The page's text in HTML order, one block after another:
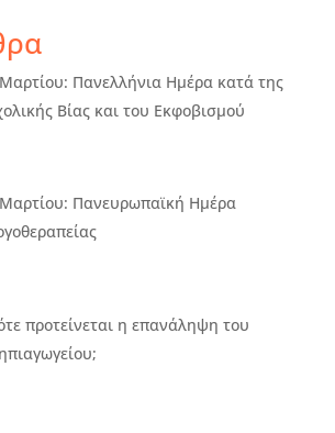
Πανελλήνια Ημέρα κατά της
Βίας και του Εκφοβισμού
Πανευρωπαϊκή Ημέρα
προτείνεται η επανάληψη του